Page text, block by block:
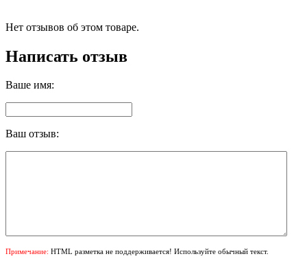
Нет отзывов об этом товаре.
Написать отзыв
Ваше имя:
Ваш отзыв:
Примечание: HTML разметка не поддерживается! Используйте обычный текст.